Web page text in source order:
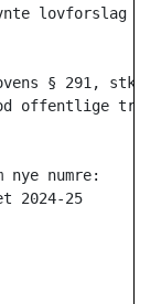
lovforslag
§ 291, stk.
offentlige
numre:
2024-25